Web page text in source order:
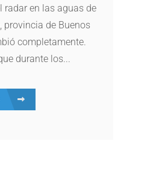
radar en las aguas de
provincia de Buenos
completamente.
durante los...